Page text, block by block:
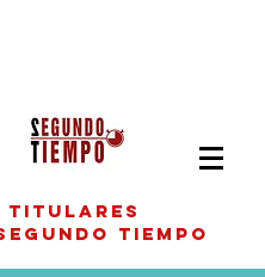
titulares
tiempo